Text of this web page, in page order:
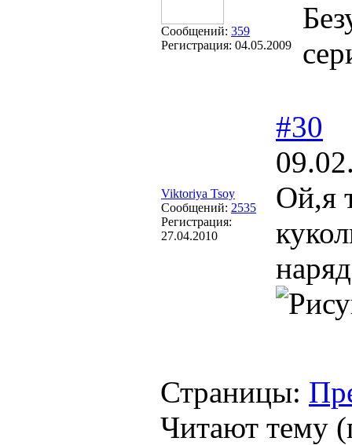
Сообщений: 359
Регистрация: 04.05.2009
Viktoriya Tsoy
Сообщений: 2535
Регистрация:
27.04.2010
#30
Ой,я
Страницы:
Читают тему